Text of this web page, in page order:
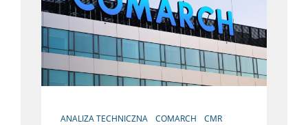
ANALIZA TECHNICZNA COMARCH CMR